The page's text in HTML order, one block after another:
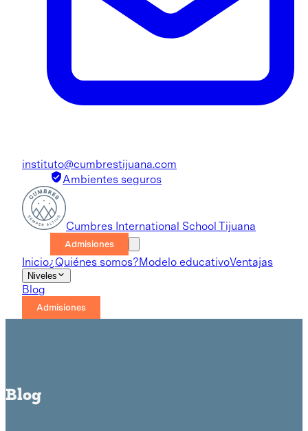
instituto@cumbrestijuana.com
Ambientes seguros
Cumbres International School Tijuana
Admisiones
Inicio¿Quiénes somos?Modelo educativoVentajas
Niveles
Blog
Admisiones
Blog